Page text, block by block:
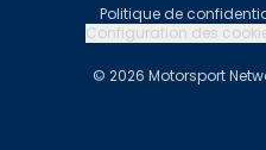
Politique de
Configuration des
© 2026 Motorsport